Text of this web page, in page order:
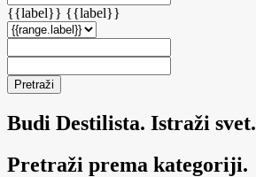
{{label}} {{label}}
Pretraži
Budi Destilista. Istraži svet.
Pretraži prema kategoriji.